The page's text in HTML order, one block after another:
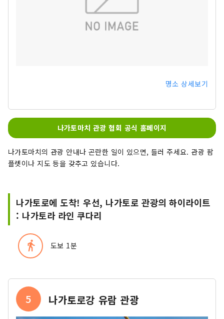
명소 상세보기
나가토마치 관광 협회 공식 홈페이지
나가토마치의 관광 안내나 곤란한 일이 있으면, 들러 주세요. 관광 팜
플렛이나 지도 등을 갖추고 있습니다.
나가토로에 도착! 우선, 나가토로 관광의 하이라이트
: 나가토라 라인 쿠다리
directions_walk 도보 1분
5 나가토로강 유람 관광